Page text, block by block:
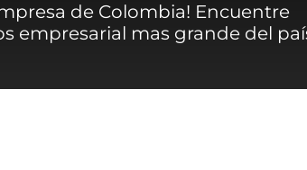
de Colombia! Encuentre
empresarial mas grande del